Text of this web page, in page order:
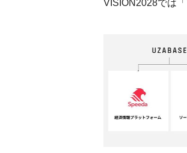
VISION2028では